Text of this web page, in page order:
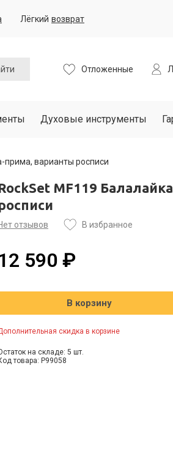
Лёгкий возврат
Отложенные
Духовые инструменты
прима, варианты росписи
MF119
отзывов В избранное
590 ₽
В корзину
скидка в корзине
на складе: 5 шт.
товара: P99058